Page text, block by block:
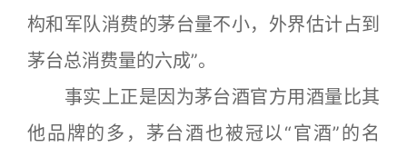
构和军队消费的茅台量不小，外界估计占到
茅台总消费量的六成”。
事实上正是因为茅台酒官方用酒量比其
他品牌的多，茅台酒也被冠以“官酒”的名